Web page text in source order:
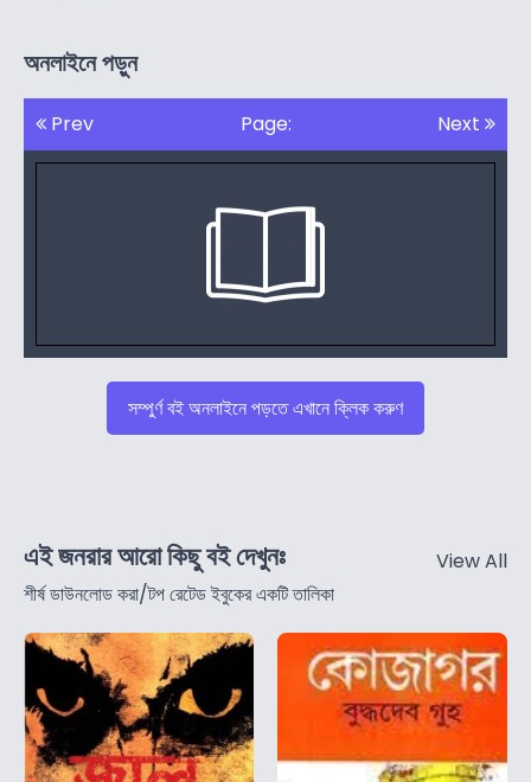
অনলাইনে পড়ুন
Prev Page: Next
সম্পুর্ণ বই অনলাইনে পড়তে এখানে ক্লিক করুণ
এই জনরার আরো কিছু বই দেখুনঃ
শীর্ষ ডাউনলোড করা/টপ রেটেড ইবুকের একটি তালিকা
View All